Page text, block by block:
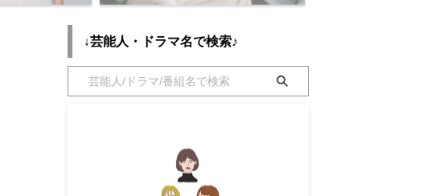
↓芸能人・ドラマ名で検索♪